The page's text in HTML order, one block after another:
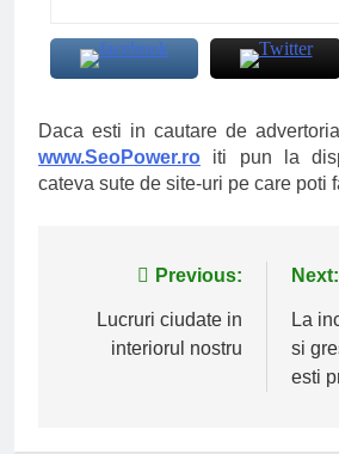
Daca esti in cautare de
www.SeoPower.ro iti pun la
cateva sute de site-uri pe care poti
NavigarePrevious:
Lucruri ciudate in
interiorul nostru
Next:
La
si
esti